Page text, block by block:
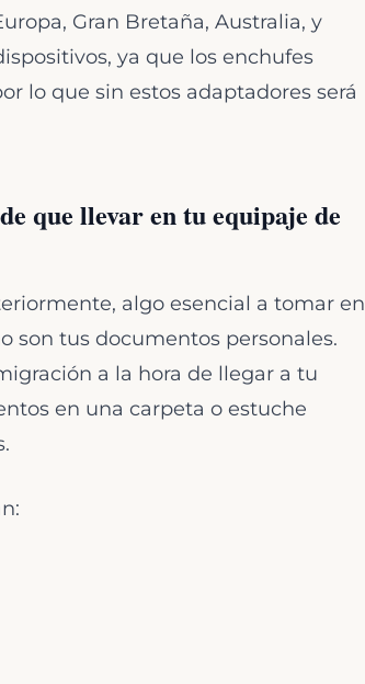
Gran Bretaña, Australia, y
ya que los enchufes
lo que sin estos adaptadores será
que llevar en tu equipaje de
algo esencial a tomar en
son tus documentos personales.
a la hora de llegar a tu
en una carpeta o estuche